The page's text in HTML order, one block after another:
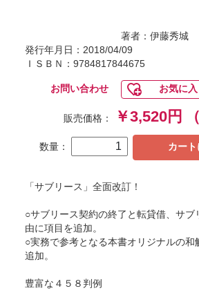
著者：伊藤秀城
発行年月日：2018/04/09
ＩＳＢＮ：9784817844675
お問い合わせ お気に
販売価格： ￥3,520円
数量： カー
「サブリース」全面改訂！
○サブリース契約の終了と転貸借、サブ
由に項目を追加。
○実務で参考となる本書オリジナルの和
追加。
豊富な４５８判例